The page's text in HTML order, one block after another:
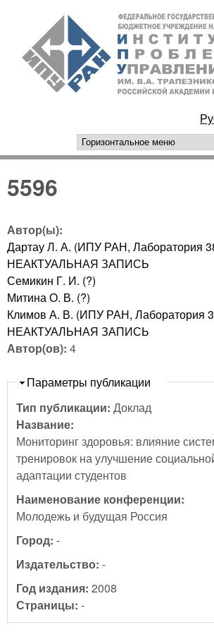
Перейти к
содержанию
РАН
горизонтальное
5596
Автор(ы):
Дартау Л. А. (ИПУ РАН, Лаборатория
НЕАКТУАЛЬНАЯ ЗАПИСЬ
Семикин Г. И. (?)
Митина О. В. (?)
Климов А. В. (ИПУ РАН, Лаборатория
НЕАКТУАЛЬНАЯ ЗАПИСЬ
Автор(ов): 4
Скрыть
Параметры публикации
Тип публикации: Доклад
Название:
Мониторинг здоровья: влияние
тренировок на улучшение
адаптации студентов
Наименование конференции:
Молодежь и будущая Россия
Город: -
Издательство: -
Год издания: 2008
Страницы: -